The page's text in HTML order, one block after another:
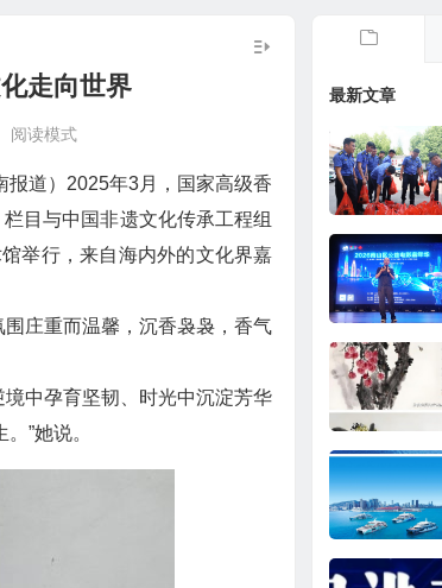
走向世界
阅读模式
报道）2025年3月，国家高级香
目与中国非遗文化传承工程组
举行，来自海内外的文化界嘉
庄重而温馨，沉香袅袅，香气
中孕育坚韧、时光中沉淀芳华
”她说。
最新文章